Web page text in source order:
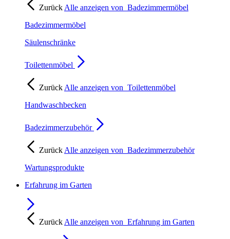
Zurück Alle anzeigen von Badezimmermöbel
Badezimmermöbel
Säulenschränke
Toilettenmöbel
Zurück Alle anzeigen von Toilettenmöbel
Handwaschbecken
Badezimmerzubehör
Zurück Alle anzeigen von Badezimmerzubehör
Wartungsprodukte
Erfahrung im Garten
Zurück Alle anzeigen von Erfahrung im Garten